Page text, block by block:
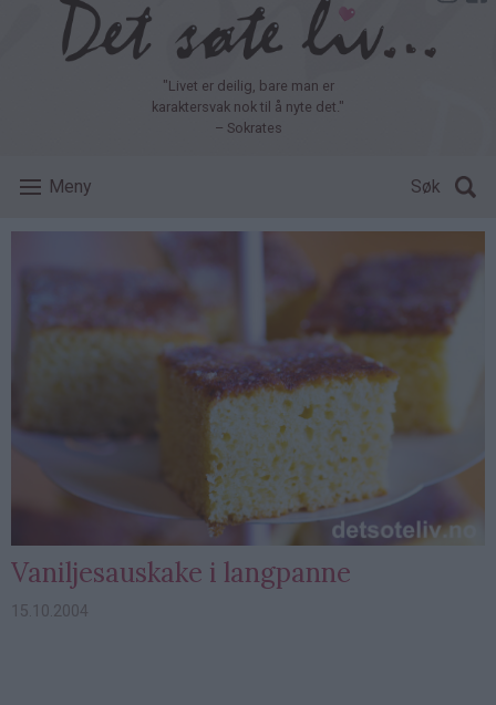
"Livet er deilig, bare man er
karaktersvak nok til å nyte det."
– Sokrates
Meny Søk
Vaniljesauskake i langpanne
15.10.2004